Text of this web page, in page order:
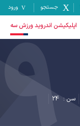
جستجو ورود
اپلیکیشن اندروید ورزش سه
سن : 24